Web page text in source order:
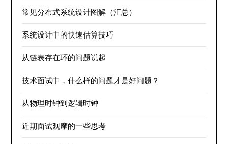
常见分布式系统设计图解（汇总）
系统设计中的快速估算技巧
从链表存在环的问题说起
技术面试中，什么样的问题才是好问题？
从物理时钟到逻辑时钟
近期面试观摩的一些思考